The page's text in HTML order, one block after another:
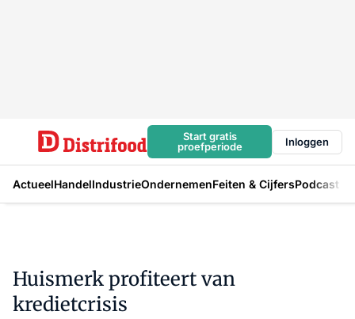
Start gratis
proefperiode
Inloggen
ActueelHandelIndustrieOndernemenFeiten & CijfersPodcast
Huismerk profiteert van
kredietcrisis